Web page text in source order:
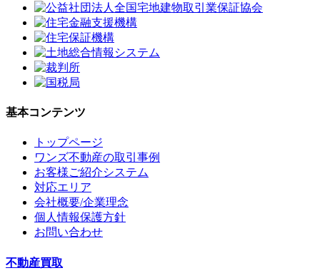
基本コンテンツ
トップページ
ワンズ不動産の取引事例
お客様ご紹介システム
対応エリア
会社概要/企業理念
個人情報保護方針
お問い合わせ
不動産買取